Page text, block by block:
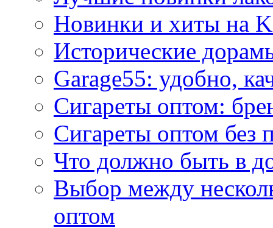
Новинки и хиты на
Исторические
Garage55: удобно,
Сигареты оптом:
Сигареты оптом без
Что должно быть в
Выбор между
оптом